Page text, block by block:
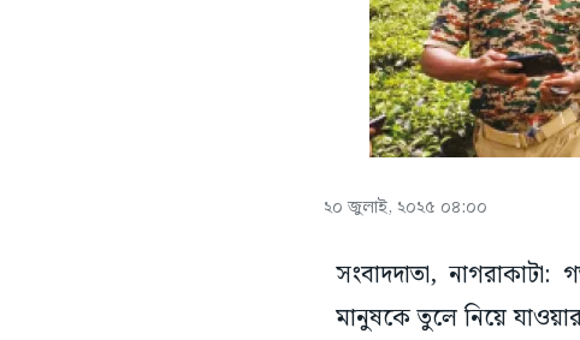
২০ জুলাই, ২০২৫ ০৪:০০
সংবাদদাতা,
মানুষকে তুলে নিয়ে